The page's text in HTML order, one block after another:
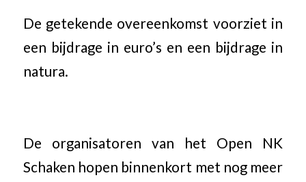
De getekende overeenkomst voorziet in
een bijdrage in euro’s en een bijdrage in
natura.
De organisatoren van het Open NK
Schaken hopen binnenkort met nog meer